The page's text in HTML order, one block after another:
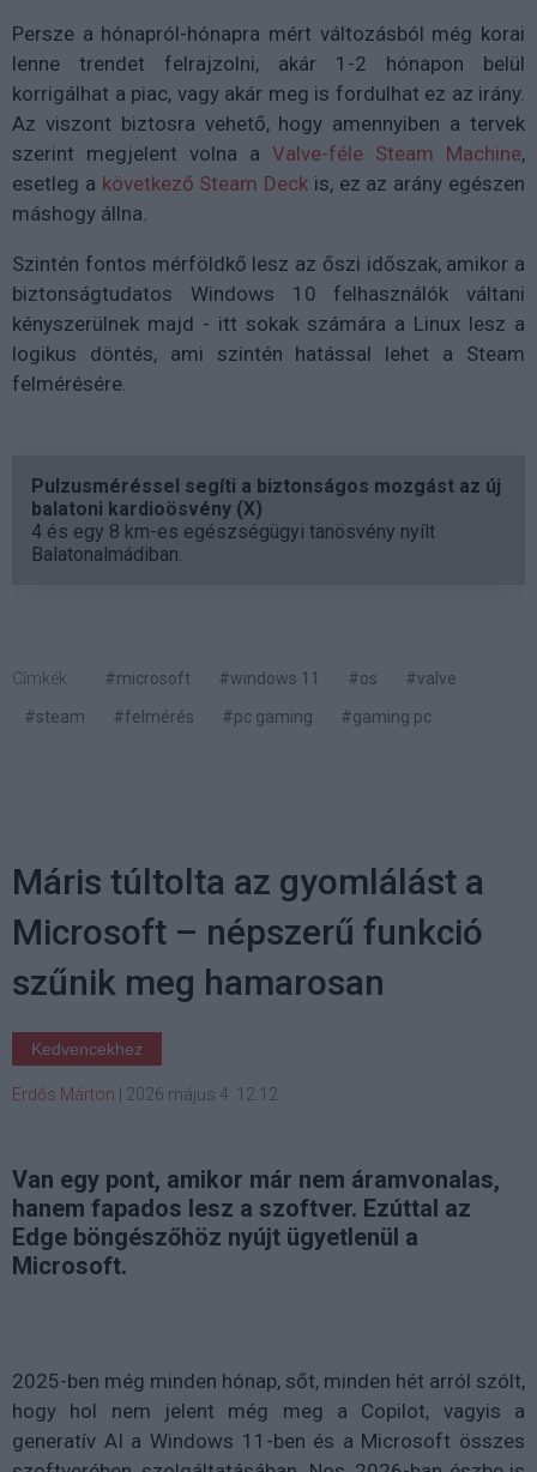
Persze a hónapról-hónapra mért változásból még korai
lenne trendet felrajzolni, akár 1-2 hónapon belül
korrigálhat a piac, vagy akár meg is fordulhat ez az irány.
Az viszont biztosra vehető, hogy amennyiben a tervek
szerint megjelent volna a Valve-féle Steam Machine,
esetleg a következő Steam Deck is, ez az arány egészen
máshogy állna.
Szintén fontos mérföldkő lesz az őszi időszak, amikor a
biztonságtudatos Windows 10 felhasználók váltani
kényszerülnek majd - itt sokak számára a Linux lesz a
logikus döntés, ami szintén hatással lehet a Steam
felmérésére.
Pulzusméréssel segíti a biztonságos mozgást az új
balatoni kardioösvény (X)
4 és egy 8 km-es egészségügyi tanösvény nyílt
Balatonalmádiban.
Címkék: #microsoft #windows 11 #os
#valve
#steam
#felmérés #pc gaming #gaming pc
Máris túltolta az gyomlálást a
Microsoft – népszerű funkció
szűnik meg hamarosan
Kedvencekhez
Erdős Márton 2026 május 4. 12:12
Van egy pont, amikor már nem áramvonalas,
hanem fapados lesz a szoftver. Ezúttal az
Edge böngészőhöz nyújt ügyetlenül a
Microsoft.
2025-ben még minden hónap, sőt, minden hét arról szólt,
hogy hol nem jelent még meg a Copilot, vagyis a
generatív AI a Windows 11-ben és a Microsoft összes